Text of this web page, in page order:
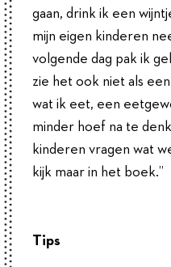
gaan, drink ik een
mijn eigen kinderen
volgende dag pak ik
zie het ook niet als
wat ik eet, een
minder hoef na te
kinderen vragen wat
kijk maar in het boek.’’
Tips